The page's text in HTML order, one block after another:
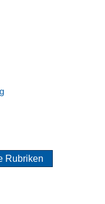
Rubriken